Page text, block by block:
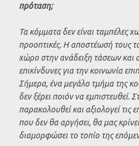
πρόταση;
Τα κόμματα δεν είναι ταμπέλες
προοπτικές. Η αποστέωσή τους
χώρο στην ανάδειξη τάσεων και
επικίνδυνες για την κοινωνία
Σήμερα, ένα μεγάλο τμήμα της
δεν ξέρει ποιόν να εμπιστευθεί.
παρακολουθεί και αξιολογεί τις
που δεν θα αργήσει, θα μας
διαμορφώσει το τοπίο της